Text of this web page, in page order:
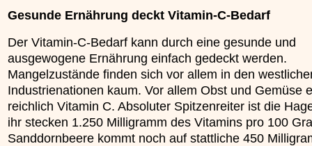
Gesunde Ernährung deckt Vitamin-C-Bedarf
Der Vitamin-C-Bedarf kann durch eine gesunde und
ausgewogene Ernährung einfach gedeckt werden.
Mangelzustände finden sich vor allem in den
Industrienationen kaum. Vor allem Obst und Gemüse
reichlich Vitamin C. Absoluter Spitzenreiter ist die
ihr stecken 1.250 Milligramm des Vitamins pro 100
Sanddornbeere kommt noch auf stattliche 450